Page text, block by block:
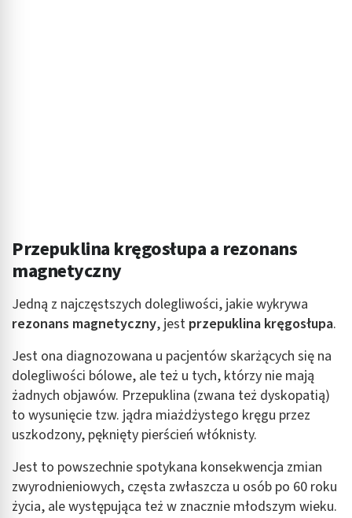
Przepuklina kręgosłupa a rezonans
magnetyczny
Jedną z najczęstszych dolegliwości, jakie wykrywa
rezonans magnetyczny, jest przepuklina kręgosłupa.
Jest ona diagnozowana u pacjentów skarżących się na
dolegliwości bólowe, ale też u tych, którzy nie mają
żadnych objawów. Przepuklina (zwana też dyskopatią)
to wysunięcie tzw. jądra miażdżystego kręgu przez
uszkodzony, pęknięty pierścień włóknisty.
Jest to powszechnie spotykana konsekwencja zmian
zwyrodnieniowych, częsta zwłaszcza u osób po 60 roku
życia, ale występująca też w znacznie młodszym wieku.